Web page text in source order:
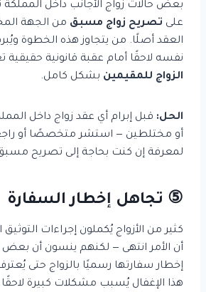
بعض حالات زواج الأجانب داخل
على تصريح زواج مسبق من الجهة
العقد أصلًا. من يتجاوز هذه الخطوة
نفسه لاحقًا أمام عقبة قانونية حقيقية
الزواج للمقيمين بشكل كامل.
الحل: قبل إبرام أي عقد زواج داخل
أو مختلطين — استشر متخصصًا أو
لمعرفة إن كنت بحاجة إلى تصريح
⑤ تجاهل إخطار السفارة
كثير من الأزواج يُكملون إجراءات
أن الأمر انتهى — لكنهم ينسون أن
إخطار سفارتها رسميًا بالزواج حتى
هذا الإغفال يُسبب مشكلات كبيرة لاحقًا